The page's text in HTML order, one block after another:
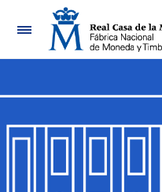
Navegación
Mostrar/Ocultar